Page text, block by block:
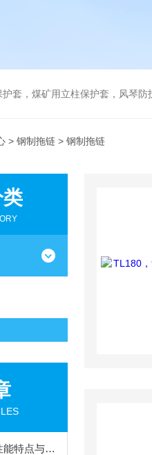
套，煤矿用立柱保护套，风琴
> 钢制拖链 > 钢制拖链
防火液压支柱保护套性能特点与阻燃防护应用